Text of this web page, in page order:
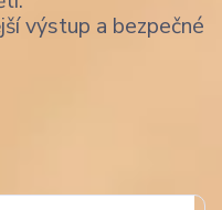
výstup a bezpečné